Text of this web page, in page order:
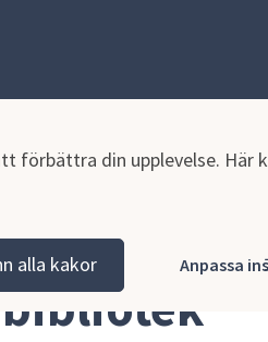
förbättra din upplevelse. Här
alla kakor Anpassa